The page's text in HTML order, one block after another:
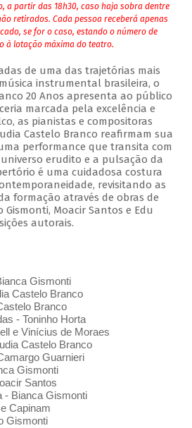
a partir das 18h30, caso haja sobra dentre
retirados. Cada pessoa receberá apenas
se for o caso, estando o número de
à lotação máxima do teatro.
de uma das trajetórias mais
instrumental brasileira, o
20 Anos apresenta ao público
marcada pela excelência e
as pianistas e compositoras
Castelo Branco reafirmam sua
performance que transita com
erudito e a pulsação da
é uma cuidadosa costura
revisitando as
formação através de obras de
Gismonti, Moacir Santos e Edu
autorais.
Gismonti
Castelo Branco
Branco
- Toninho Horta
e Vinícius de Moraes
Castelo Branco
Guarnieri
Gismonti
Santos
- Bianca Gismonti
Capinam
Gismonti